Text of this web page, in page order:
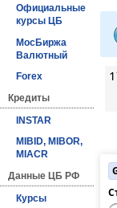
Официальные
курсы ЦБ
МосБиржа
Валютный
Forex
Кредиты
INSTAR
MIBID, MIBOR,
MIACR
Данные ЦБ РФ
Курсы